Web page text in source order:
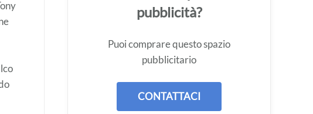
pubblicità?
Puoi comprare questo spazio
pubblicitario
CONTATTACI